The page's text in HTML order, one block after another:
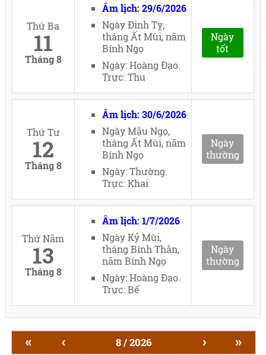
Thứ Ba
11
Tháng 8
Âm lịch: 29/6/2026
Ngày Đinh Tỵ,
tháng Ất Mùi, năm
Bính Ngọ
Ngày: Hoàng Đạo.
Trực: Thu
Ngày
tốt
Thứ Tư
12
Tháng 8
Âm lịch: 30/6/2026
Ngày Mậu Ngọ,
tháng Ất Mùi, năm
Bính Ngọ
Ngày: Thường.
Trực: Khai
Ngày
thường
Thứ Năm
13
Tháng 8
Âm lịch: 1/7/2026
Ngày Kỷ Mùi,
tháng Bính Thân,
năm Bính Ngọ
Ngày: Hoàng Đạo.
Trực: Bế
Ngày
thường
« ‹ 8 / 2026 › »